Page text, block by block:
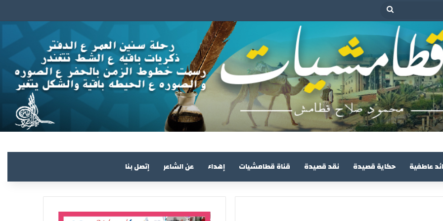
بحث
عاطفية حكاية قصيدة نقد قصيدة قناة قطامشيات إهداء عن الشاعر إتصل بنا